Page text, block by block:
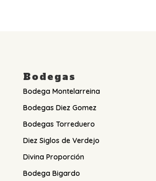
Bodegas
Bodega Montelarreina
Bodegas Diez Gomez
Bodegas Torreduero
Diez Siglos de Verdejo
Divina Proporción
Bodega Bigardo